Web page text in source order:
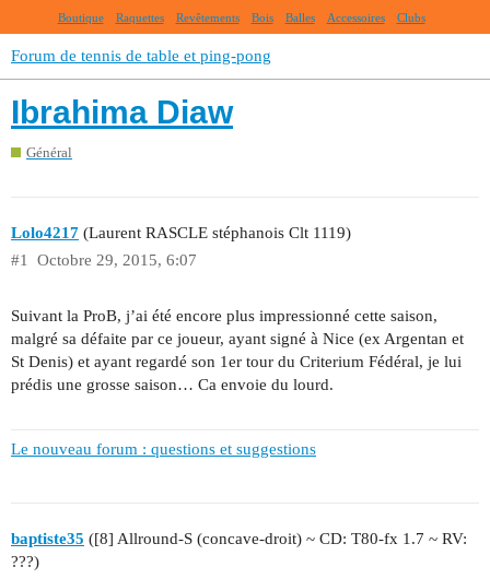
Boutique Raquettes Revêtements Bois Balles Accessoires Clubs
Forum de tennis de table et ping-pong
Ibrahima Diaw
Général
Lolo4217 (Laurent RASCLE stéphanois Clt 1119)
Octobre 29, 2015, 6:07
#1
Suivant la ProB, j’ai été encore plus impressionné cette saison,
malgré sa défaite par ce joueur, ayant signé à Nice (ex Argentan et
St Denis) et ayant regardé son 1er tour du Criterium Fédéral, je lui
prédis une grosse saison… Ca envoie du lourd.
Le nouveau forum : questions et suggestions
baptiste35 ([8] Allround-S (concave-droit) ~ CD: T80-fx 1.7 ~ RV:
???)